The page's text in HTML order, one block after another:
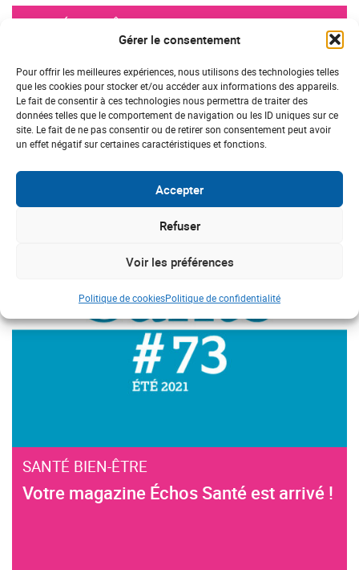
Gérer le consentement
Pour offrir les meilleures expériences, nous utilisons des technologies telles
que les cookies pour stocker et/ou accéder aux informations des appareils.
Le fait de consentir à ces technologies nous permettra de traiter des
données telles que le comportement de navigation ou les ID uniques sur ce
site. Le fait de ne pas consentir ou de retirer son consentement peut avoir
un effet négatif sur certaines caractéristiques et fonctions.
Accepter
Refuser
Voir les préférences
Politique de cookiesPolitique de confidentialité
SANTÉ BIEN-ÊTRE
Votre magazine Échos Santé 77 est
arrivé !
SANTÉ BIEN-ÊTRE
Votre magazine Échos Santé est arrivé !